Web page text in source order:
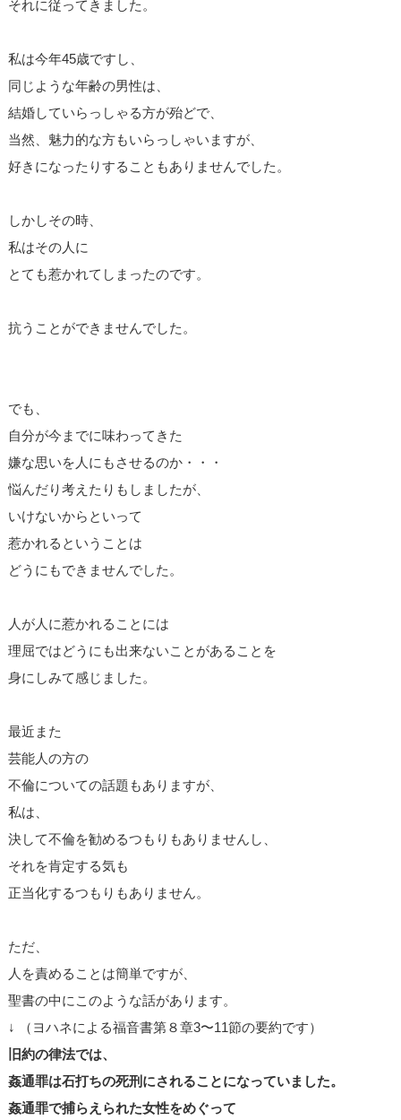
それに従ってきました。
私は今年45歳ですし、
同じような年齢の男性は、
結婚していらっしゃる方が殆どで、
当然、魅力的な方もいらっしゃいますが、
好きになったりすることもありませんでした。
しかしその時、
私はその人に
とても惹かれてしまったのです。
抗うことができませんでした。
でも、
自分が今までに味わってきた
嫌な思いを人にもさせるのか・・・
悩んだり考えたりもしましたが、
いけないからといって
惹かれるということは
どうにもできませんでした。
人が人に惹かれることには
理屈ではどうにも出来ないことがあることを
身にしみて感じました。
最近また
芸能人の方の
不倫についての話題もありますが、
私は、
決して不倫を勧めるつもりもありませんし、
それを肯定する気も
正当化するつもりもありません。
ただ、
人を責めることは簡単ですが、
聖書の中にこのような話があります。
↓ （ヨハネによる福音書第８章3〜11節の要約です）
旧約の律法では、
姦通罪は石打ちの死刑にされることになっていました。
姦通罪で捕らえられた女性をめぐって